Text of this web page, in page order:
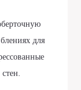
для